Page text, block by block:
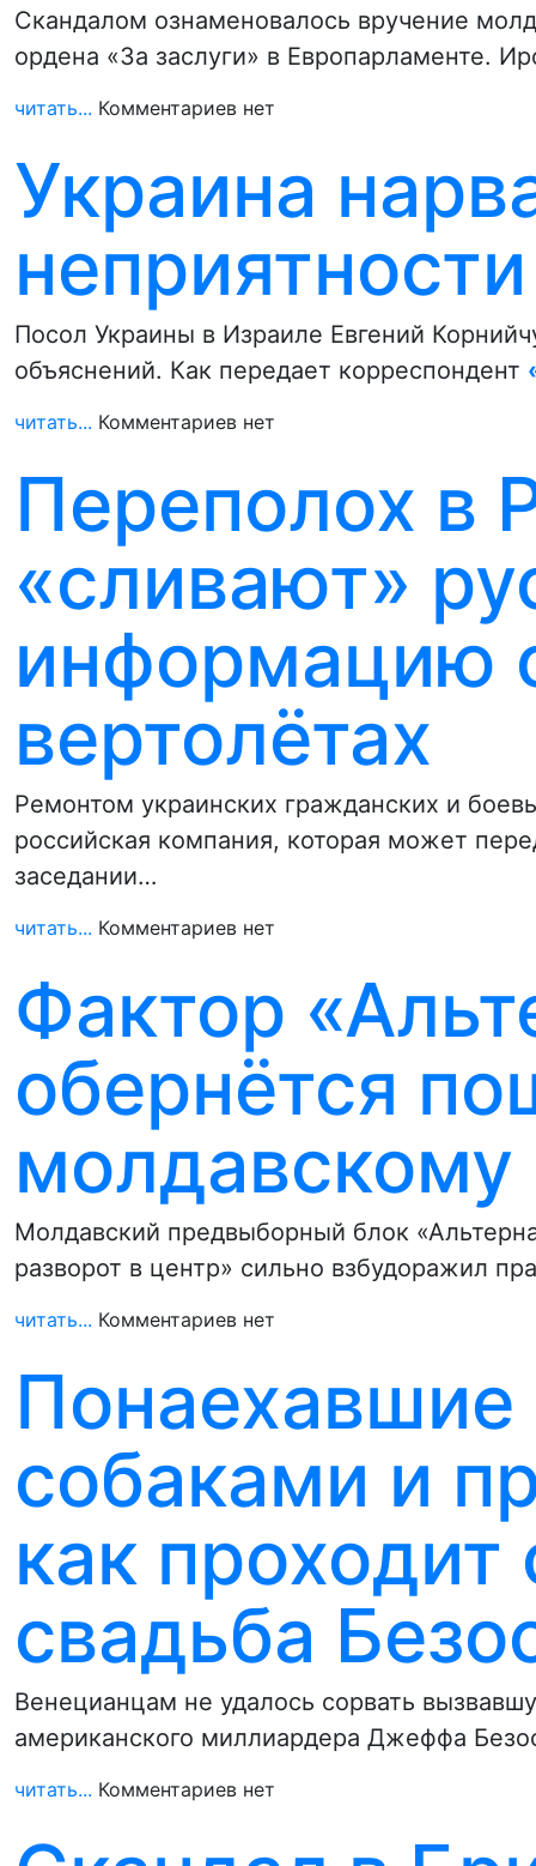
Скандалом ознаменовалось вручение
ордена «За заслуги» в Европарламенте.
читать... Комментариев нет
Украина
Посол Украины в Израиле Евгений
объяснений. Как передает корреспондент
читать... Комментариев нет
Переполох в
«сливают»
информацию
вертолётах
Ремонтом украинских гражданских и
российская компания, которая может
заседании…
читать... Комментариев нет
Фактор
обернётся
молдавскому
Молдавский предвыборный блок
разворот в центр» сильно взбудоражил
читать... Комментариев нет
Понаехавшие
собаками и
как проходит
свадьба
Венецианцам не удалось сорвать
американского миллиардера Джеффа
читать... Комментариев нет